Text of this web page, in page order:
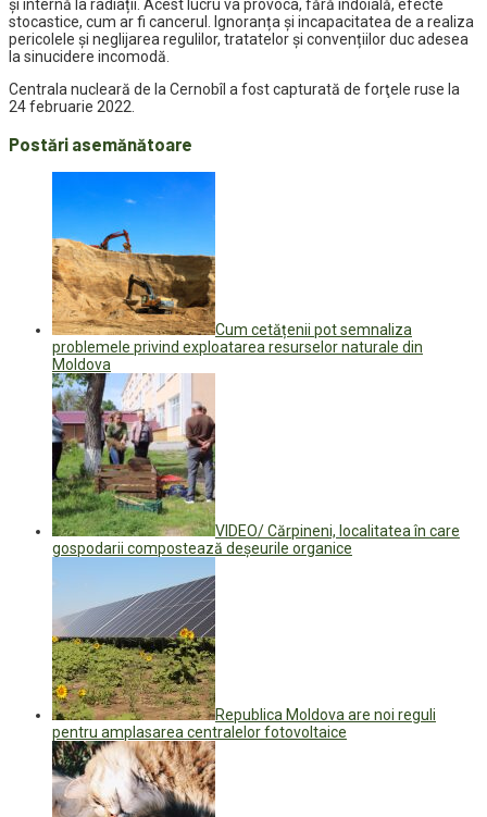
și internă la radiații. Acest lucru va provoca, fără îndoială, efecte
stocastice, cum ar fi cancerul. Ignoranța și incapacitatea de a realiza
pericolele și neglijarea regulilor, tratatelor și convențiilor duc adesea
la sinucidere incomodă.
Centrala nucleară de la Cernobîl a fost capturată de forţele ruse la
24 februarie 2022.
Postări asemănătoare
Cum cetățenii pot semnaliza
problemele privind exploatarea resurselor naturale din
Moldova
VIDEO/ Cărpineni, localitatea în care
gospodarii compostează deșeurile organice
Republica Moldova are noi reguli
pentru amplasarea centralelor fotovoltaice